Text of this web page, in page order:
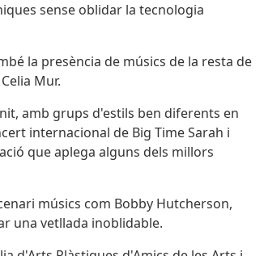
sense oblidar la tecnologia
la presència de músics de la resta de
Mur.
amb grups d'estils ben diferents en
internacional de Big Time Sarah i
que aplega alguns dels millors
músics com Bobby Hutcherson,
una vetllada inoblidable.